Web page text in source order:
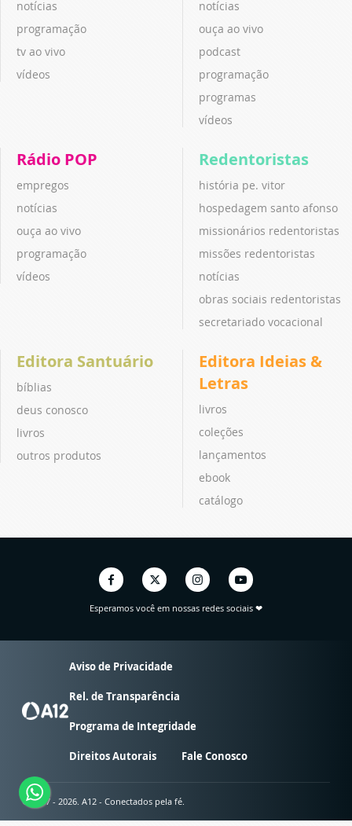
notícias
programação
tv ao vivo
vídeos
notícias
ouça ao vivo
podcast
programação
programas
vídeos
Rádio POP
empregos
notícias
ouça ao vivo
programação
vídeos
Redentoristas
história pe. vitor
hospedagem santo afonso
missionários redentoristas
missões redentoristas
notícias
obras sociais redentoristas
secretariado vocacional
Editora Santuário
bíblias
deus conosco
livros
outros produtos
Editora Ideias &
Letras
livros
coleções
lançamentos
ebook
catálogo
Esperamos você em nossas redes sociais ❤
Aviso de Privacidade
Rel. de Transparência
Programa de Integridade
Direitos Autorais Fale Conosco
© 2007 - 2026. A12 - Conectados pela fé.